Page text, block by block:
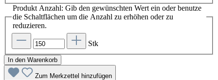
Produkt Anzahl: Gib den gewünschten Wert ein oder benutze
die Schaltflächen um die Anzahl zu erhöhen oder zu
reduzieren.
Stk
In den Warenkorb
Zum Merkzettel hinzufügen